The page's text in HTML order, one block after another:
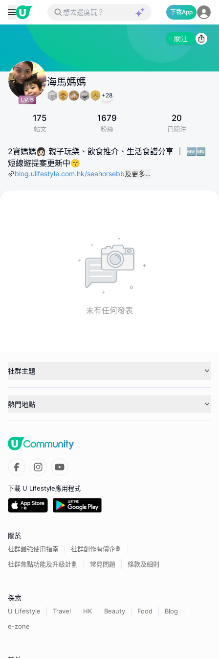
下載App
關注
海馬媽媽
+28
175
帖文
1679
粉絲
20
已關注
2寶媽媽👩🏻 親子玩樂、飲食推介、生活食譜分享 ｜ 🆕🆕
短線遊提案更新中😙
blog.ulifestyle.com.hk/seahorsebb及更多…
未有任何發表
社群主題
熱門地點
下載 U Lifestyle應用程式
關於
社群最強使用指南
社群創作有價企劃
社群焦點功能及升級計劃
常見問題 條款及細則
探索
U Lifestyle Travel HK Beauty Food
Blog
e-zone